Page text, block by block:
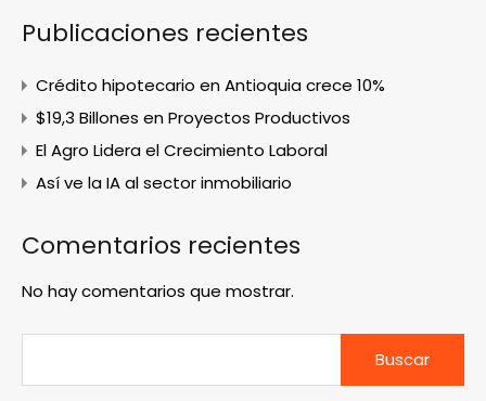
Publicaciones recientes
Crédito hipotecario en Antioquia crece 10%
$19,3 Billones en Proyectos Productivos
El Agro Lidera el Crecimiento Laboral
Así ve la IA al sector inmobiliario
Comentarios recientes
No hay comentarios que mostrar.
Buscar: